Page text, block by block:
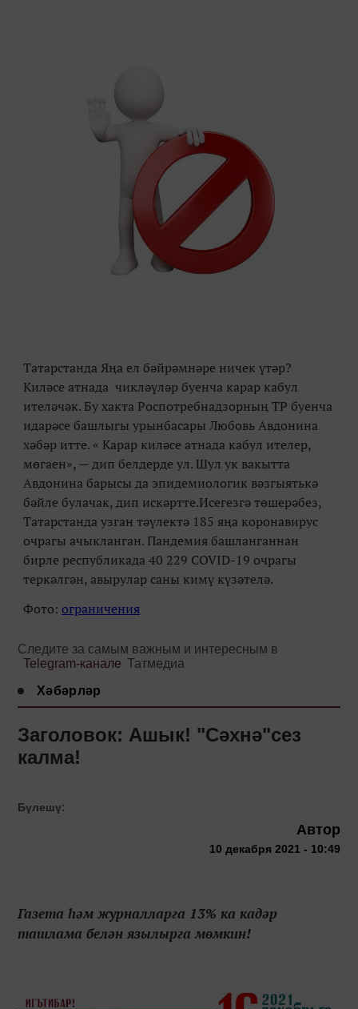
Татарстанда Яңа ел бәйрәмнәре ничек үтәр?
Киләсе атнада чикләүләр буенча карар кабул
ителәчәк. Бу хакта Роспотребнадзорның ТР буенча
идарәсе башлыгы урынбасары Любовь Авдонина
хәбәр итте. « Карар киләсе атнада кабул ителер,
мөгаен», — дип белдерде ул. Шул ук вакытта
Авдонина барысы да эпидемиологик вәзгыятькә
бәйле булачак, дип искәртте.Исегезгә төшерәбез,
Татарстанда узган тәүлектә 185 яңа коронавирус
очрагы ачыкланган. Пандемия башланганнан
бирле республикада 40 229 COVID-19 очрагы
теркәлгән, авырулар саны кимү күзәтелә.
Фото: ограничения
Следите за самым важным и интересным в
Telegram-канале Татмедиа
Хәбәрләр
Заголовок: Ашык! "Сәхнә"сез
калма!
Бүлешү:
Автор
10 декабря 2021 - 10:49
Газета һәм журналларга 13% ка кадәр
ташлама белән язылырга мөмкин!